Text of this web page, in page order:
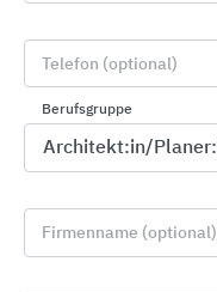
Telefon (optional)
Berufsgruppe
Firmenname (optional)